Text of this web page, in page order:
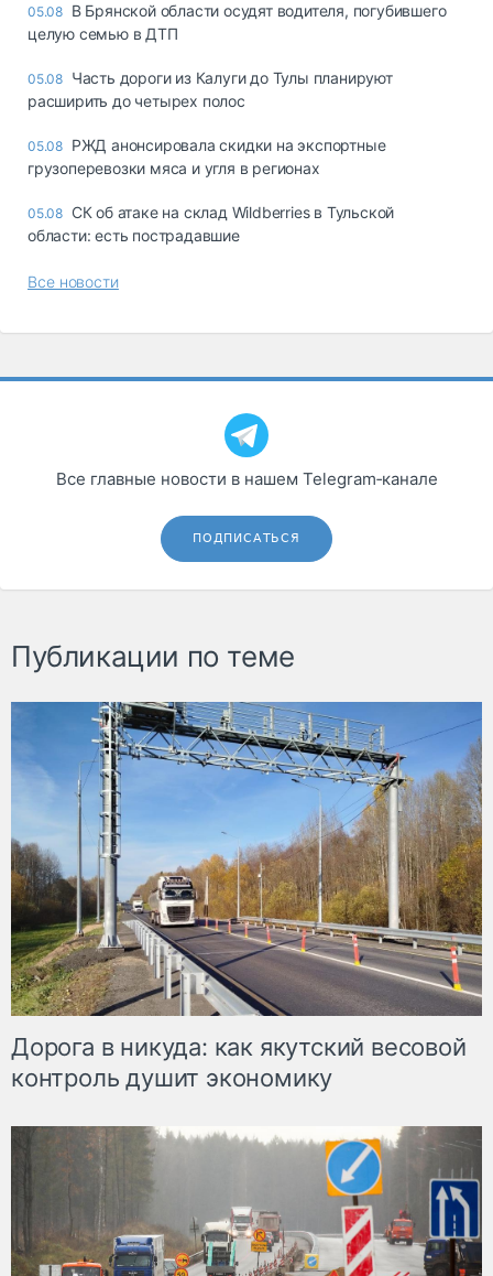
05.08 В Брянской области осудят водителя, погубившего
целую семью в ДТП
05.08 Часть дороги из Калуги до Тулы планируют
расширить до четырех полос
05.08 РЖД анонсировала скидки на экспортные
грузоперевозки мяса и угля в регионах
05.08 СК об атаке на склад Wildberries в Тульской
области: есть пострадавшие
Все новости
Все главные новости в нашем Telegram‑канале
ПОДПИСАТЬСЯ
Публикации по теме
Дорога в никуда: как якутский весовой
контроль душит экономику